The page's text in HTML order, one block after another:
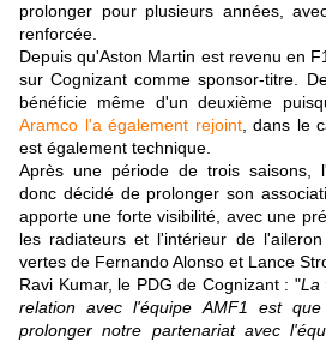
prolonger pour plusieurs années,
renforcée.
Depuis qu'Aston Martin est revenu en
sur Cognizant comme sponsor-titre.
bénéficie même d'un deuxième
Aramco l'a également rejoint, dans le
est également technique.
Après une période de trois saisons,
donc décidé de prolonger son
apporte une forte visibilité, avec une
les radiateurs et l'intérieur de
vertes de Fernando Alonso et Lance
Ravi Kumar, le PDG de Cognizant : "La
relation avec l'équipe AMF1 est
prolonger notre partenariat avec